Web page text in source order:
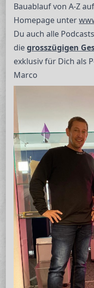
Bauablauf von A-Z
Homepage unter
Du auch alle
diegrosszügigen
exklusiv für Dich als
Marco